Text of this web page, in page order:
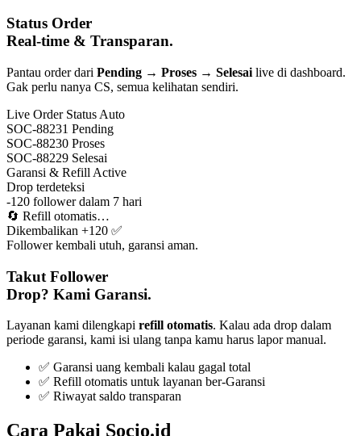
Status Order
Real-time & Transparan.
Pantau order dari Pending → Proses → Selesai live di dashboard.
Gak perlu nanya CS, semua kelihatan sendiri.
Live Order Status Auto
SOC-88231 Pending
SOC-88230 Proses
SOC-88229 Selesai
Garansi & Refill Active
Drop terdeteksi
-120 follower dalam 7 hari
🔄 Refill otomatis…
Dikembalikan +120 ✅
Follower kembali utuh, garansi aman.
Takut Follower
Drop? Kami Garansi.
Layanan kami dilengkapi refill otomatis. Kalau ada drop dalam
periode garansi, kami isi ulang tanpa kamu harus lapor manual.
✅ Garansi uang kembali kalau gagal total
✅ Refill otomatis untuk layanan ber-Garansi
✅ Riwayat saldo transparan
Cara Pakai Socio.id